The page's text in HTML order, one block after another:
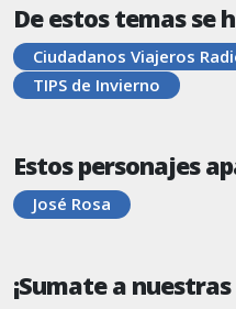
De estos temas se
Ciudadanos Viajeros
TIPS de Invierno
Estos personajes
José Rosa
¡Sumate a